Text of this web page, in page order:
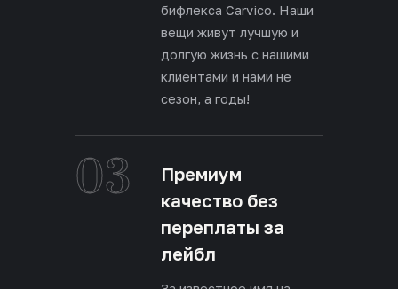
бифлекса Carvico. Наши
вещи живут лучшую и
долгую жизнь с нашими
клиентами и нами не
сезон, а годы!
03
Премиум
качество без
переплаты за
лейбл